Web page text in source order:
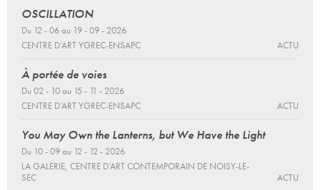
OSCILLATION
Du 12 - 06 au 19 - 09 - 2026
CENTRE D’ART YGREC-ENSAPC
ACTU
À portée de voies
Du 02 - 10 au 15 - 11 - 2026
CENTRE D’ART YGREC-ENSAPC
ACTU
You May Own the Lanterns, but We Have the Light
Du 10 - 09 au 12 - 12 - 2026
LA GALERIE, CENTRE D’ART CONTEMPORAIN DE NOISY-LE-
SEC
ACTU